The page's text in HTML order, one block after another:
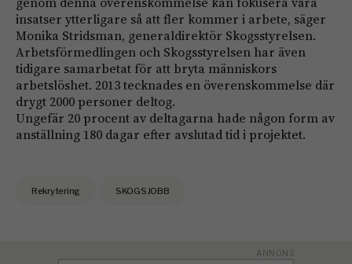
insatser ytterligare så att fler kommer i arbete, säger
Monika Stridsman, generaldirektör Skogsstyrelsen.
Arbetsförmedlingen och Skogsstyrelsen har även
tidigare samarbetat för att bryta människors
arbetslöshet. 2013 tecknades en överenskommelse där
drygt 2000 personer deltog.
Ungefär 20 procent av deltagarna hade någon form av
anställning 180 dagar efter avslutad tid i projektet.
Rekrytering SKOGSJOBB